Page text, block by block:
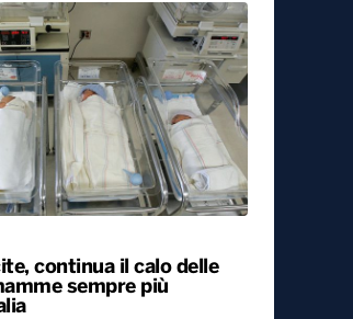
continua il calo delle
sempre più